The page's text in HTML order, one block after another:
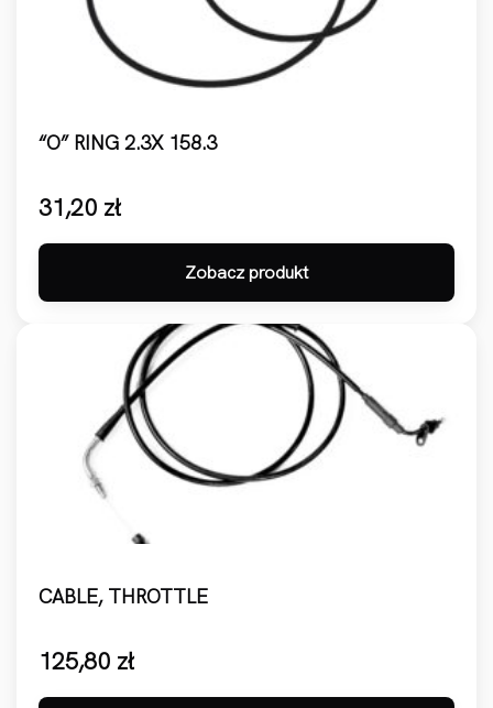
“O” RING 2.3X 158.3
31,20 zł
Zobacz produkt
CABLE, THROTTLE
125,80 zł